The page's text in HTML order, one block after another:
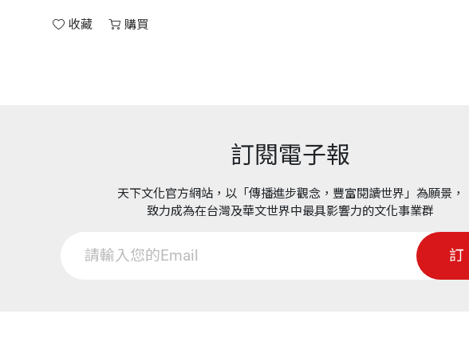
收藏 購買
訂閱電子報
天下文化官方網站，以「傳播進步觀念，豐富閱讀世界」為願景，
致力成為在台灣及華文世界中最具影響力的文化事業群